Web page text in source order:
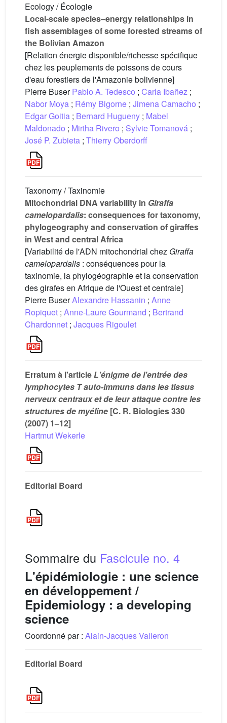
Ecology / Écologie
Local-scale species–energy relationships in
fish assemblages of some forested streams of
the Bolivian Amazon
[Relation énergie disponible/richesse spécifique
chez les peuplements de poissons de cours
d'eau forestiers de l'Amazonie bolivienne]
Pierre BuserPablo A. Tedesco ; Carla Ibañez ;
Nabor Moya ; Rémy Bigorne ; Jimena Camacho ;
Edgar Goitia ; Bernard Hugueny ; Mabel
Maldonado ; Mirtha Rivero ; Sylvie Tomanová ;
José P. Zubieta ; Thierry Oberdorff
Taxonomy / Taxinomie
Mitochondrial DNA variability in Giraffa
camelopardalis: consequences for taxonomy,
phylogeography and conservation of giraffes
in West and central Africa
[Variabilité de l'ADN mitochondrial chez Giraffa
camelopardalis : conséquences pour la
taxinomie, la phylogéographie et la conservation
des girafes en Afrique de l'Ouest et centrale]
Pierre BuserAlexandre Hassanin ; Anne
Ropiquet ; Anne-Laure Gourmand ; Bertrand
Chardonnet ; Jacques Rigoulet
Erratum à l'articleL'énigme de l'entrée des
lymphocytes T auto-immuns dans les tissus
nerveux centraux et de leur attaque contre les
structures de myéline [C. R. Biologies 330
(2007) 1–12]
Hartmut Wekerle
Editorial Board
Sommaire du Fascicule no. 4
L'épidémiologie : une science
en développement /
Epidemiology : a developing
science
Coordonné par : Alain-Jacques Valleron
Editorial Board